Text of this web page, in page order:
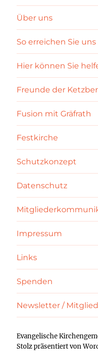
Über uns
So erreichen Sie uns
Hier können Sie
Freunde der
Fusion mit Gräfrath
Festkirche
Schutzkonzept
Datenschutz
Impressum
Links
Spenden
Newsletter /
Evangelische
Stolz präsentiert von